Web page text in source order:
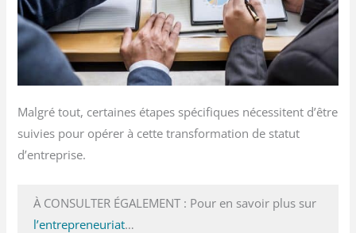
Malgré tout, certaines étapes spécifiques nécessitent d’être
suivies pour opérer à cette transformation de statut
d’entreprise.
À CONSULTER ÉGALEMENT : Pour en savoir plus sur
l’entrepreneuriat…